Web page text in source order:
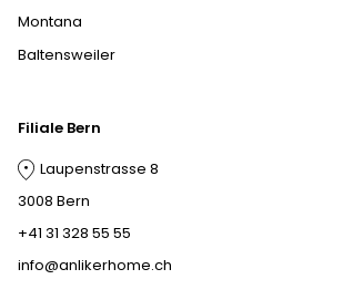
Montana
Baltensweiler
Filiale Bern
Laupenstrasse 8
3008 Bern
+41 31 328 55 55
info@anlikerhome.ch